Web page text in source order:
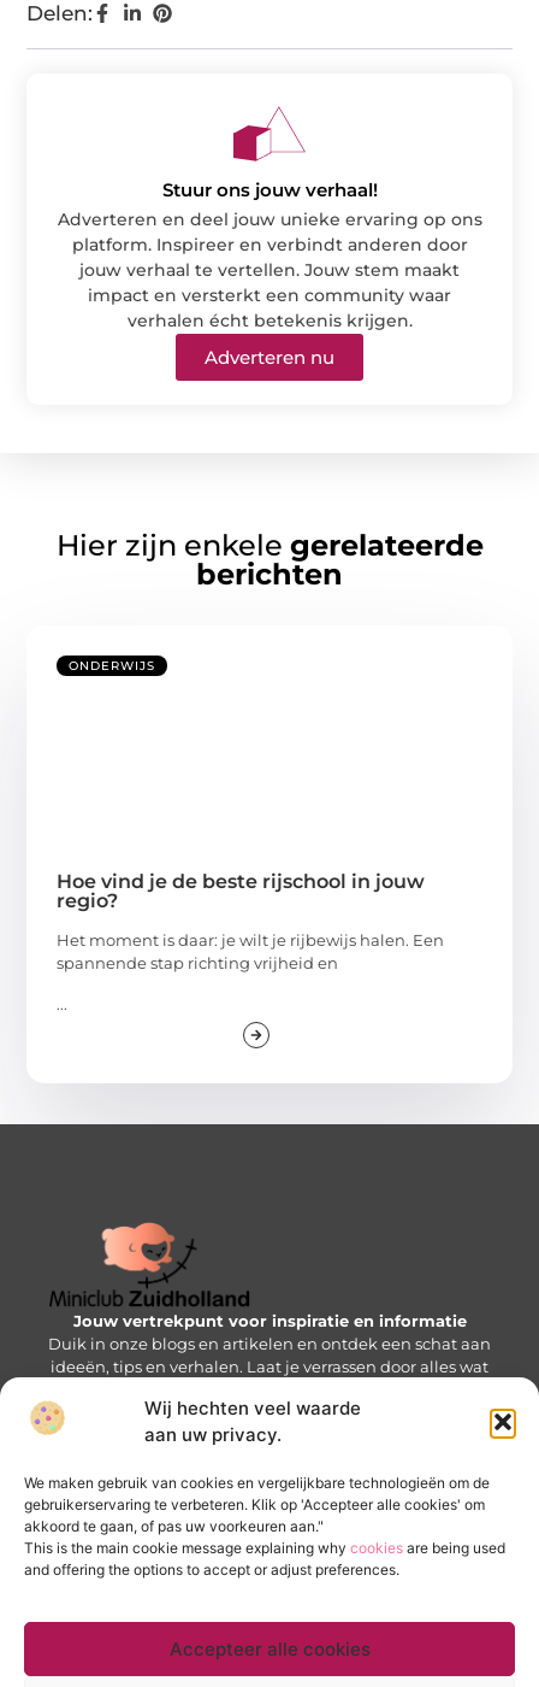
Wij hechten veel waarde
aan uw privacy.
We maken gebruik van cookies en vergelijkbare technologieën om de
gebruikerservaring te verbeteren. Klik op 'Accepteer alle cookies' om
akkoord te gaan, of pas uw voorkeuren aan."
This is the main cookie message explaining why cookies are being used
and offering the options to accept or adjust preferences.
Accepteer alle cookies
Delen:
Stuur ons jouw verhaal!
Adverteren en deel jouw unieke ervaring op ons
platform. Inspireer en verbindt anderen door
jouw verhaal te vertellen. Jouw stem maakt
impact en versterkt een community waar
verhalen écht betekenis krijgen.
Adverteren nu
Hier zijn enkele gerelateerde
berichten
ONDERWIJS
Hoe vind je de beste rijschool in jouw
regio?
Het moment is daar: je wilt je rijbewijs halen. Een
spannende stap richting vrijheid en
...
Jouw vertrekpunt voor inspiratie en informatie
Duik in onze blogs en artikelen en ontdek een schat aan
ideeën, tips en verhalen. Laat je verrassen door alles wat
Bericht categorie
Onze informatie
Website index Cookiebeleid (EU)